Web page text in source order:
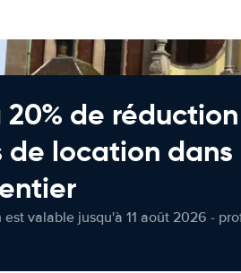
de
de location dans
valable jusqu'à 11 août 2026 -